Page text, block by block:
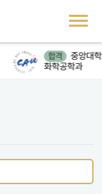
합격
중앙대학
화학공학과